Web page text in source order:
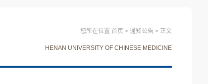
您所在位置 首页 > 通知公告 > 正文
HENAN UNIVERSITY OF CHINESE MEDICINE